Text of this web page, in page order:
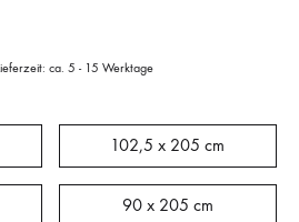
ca. 5 - 15 Werktage
102,5 x 205 cm
90 x 205 cm